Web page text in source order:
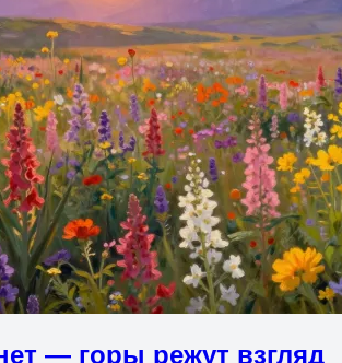
— горы режут взгляд